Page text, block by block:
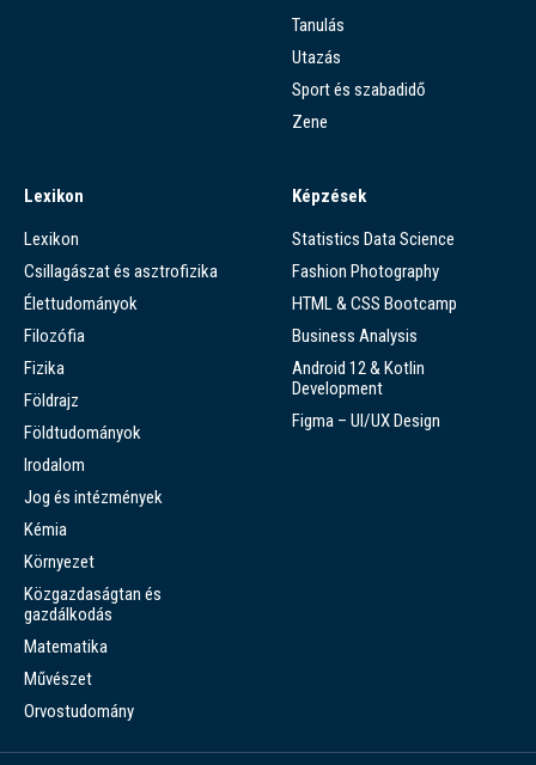
Tanulás
Utazás
Sport és szabadidő
Zene
Lexikon
Lexikon
Csillagászat és asztrofizika
Élettudományok
Filozófia
Fizika
Földrajz
Földtudományok
Irodalom
Jog és intézmények
Kémia
Környezet
Közgazdaságtan és
gazdálkodás
Matematika
Művészet
Orvostudomány
Képzések
Statistics Data Science
Fashion Photography
HTML & CSS Bootcamp
Business Analysis
Android 12 & Kotlin
Development
Figma – UI/UX Design